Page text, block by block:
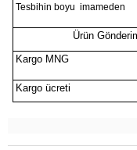
Tesbihin boyu imameden
Ürün
Kargo MNG
Kargo ücreti